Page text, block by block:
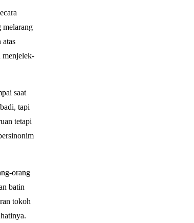
melarang
atas
menjelek-
saat
tapi
tetapi
orang
batin
tokoh